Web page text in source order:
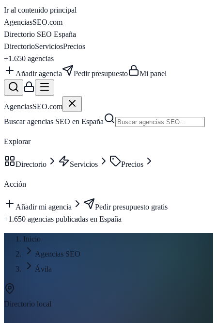
Ir al contenido principal
AgenciasSEO.com
Directorio SEO España
DirectorioServiciosPrecios
+1.650 agencias
Añadir agencia
Pedir presupuesto Mi panel
AgenciasSEO.com
Buscar agencias SEO en España
Explorar
Directorio Servicios Precios
Acción
Añadir mi agencia
Pedir presupuesto gratis
+1.650 agencias publicadas en España
Inicio
Agencias SEO
Ávila
Directorio local